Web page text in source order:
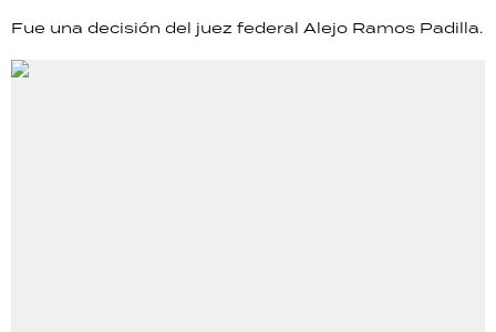
Fue una decisión del juez federal Alejo Ramos Padilla.